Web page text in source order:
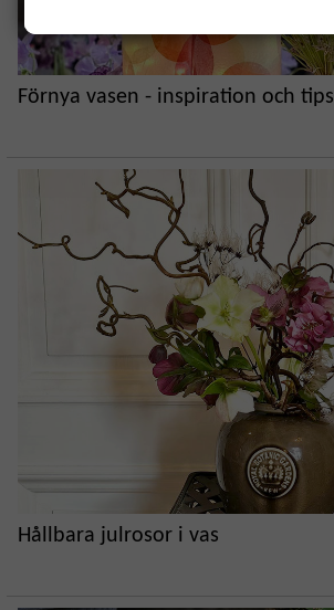
Förnya vasen - inspiration och tips
Hållbara julrosor i vas